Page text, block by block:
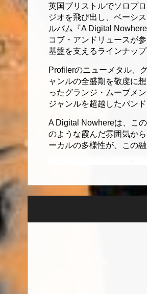
英国ブリストルでソロプ
ジオを飛び出し、ベーシ
ルバム『A Digital
コブ・アンドリュースが
基盤を支えるラインナップ
Profilerのニューメタル、
ャンルの全盛期を敬虔に
ったグランジ・ムーブメ
ジャンルを超越したバン
A Digital Nowhereは、こ
のような霞んだ雰囲気か
ーカルの多様性が、この
戻りできない地点へと至
バム全体に織り込まれた
記憶に残るライブショー
Monuments、Vower、